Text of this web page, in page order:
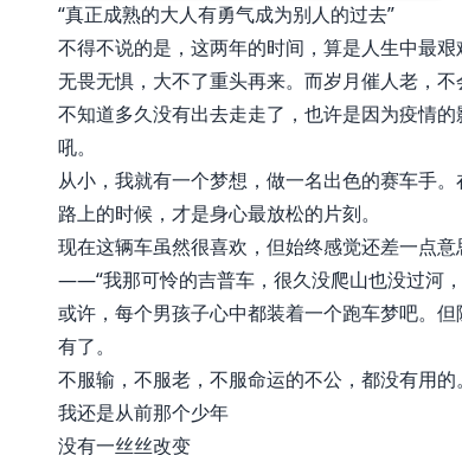
“真正成熟的大人有勇气成为别人的过去”
不得不说的是，这两年的时间，算是人生中最
无畏无惧，大不了重头再来。而岁月催人老，
不知道多久没有出去走走了，也许是因为疫情
吼。
从小，我就有一个梦想，做一名出色的赛车手
路上的时候，才是身心最放松的片刻。
现在这辆车虽然很喜欢，但始终感觉还差一点
——“我那可怜的吉普车，很久没爬山也没过河
或许，每个男孩子心中都装着一个跑车梦吧。
有了。
不服输，不服老，不服命运的不公，都没有用
我还是从前那个少年
没有一丝丝改变